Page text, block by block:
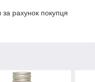
рахунок покупця